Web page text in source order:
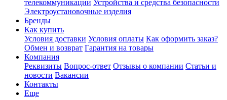
телекоммуникации Устройства и средства безопасности
Электроустановочные изделия
Бренды
Как купить
Условия доставки Условия оплаты Как оформить заказ?
Обмен и возврат Гарантия на товары
Компания
Реквизиты Вопрос-ответ Отзывы о компании Статьи и
новости Вакансии
Контакты
Еще